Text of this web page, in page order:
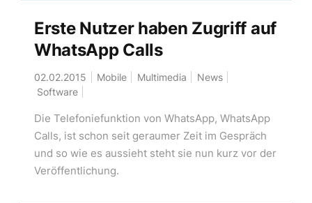
Erste Nutzer haben Zugriff auf
WhatsApp Calls
02.02.2015 Mobile Multimedia
News
Software
Die Telefoniefunktion von WhatsApp, WhatsApp
Calls, ist schon seit geraumer Zeit im Gespräch
und so wie es aussieht steht sie nun kurz vor der
Veröffentlichung.